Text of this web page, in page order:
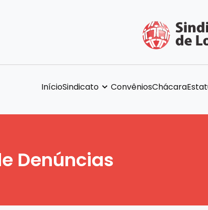
InícioSindicato ConvêniosChácara
Denúncias